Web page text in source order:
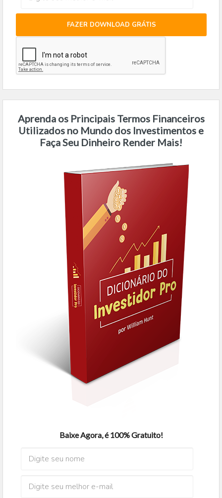
FAZER DOWNLOAD GRÁTIS
Aprenda os Principais Termos Financeiros
Utilizados no Mundo dos Investimentos e
Faça Seu Dinheiro Render Mais!
Baixe Agora, é 100% Gratuito!